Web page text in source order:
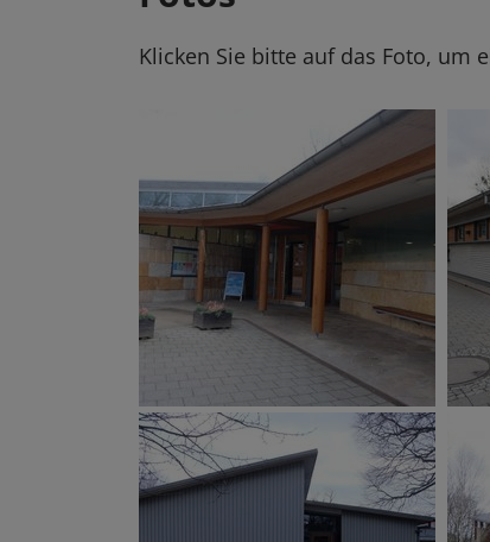
Klicken Sie bitte auf das Foto, um